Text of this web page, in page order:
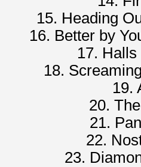
15. Heading
16. Better by
17.
18.
19.
20.
21.
22.
23.